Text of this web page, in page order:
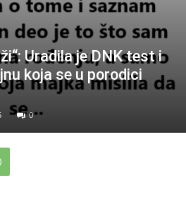
Uradila je DNK test i
koja se u porodici
0